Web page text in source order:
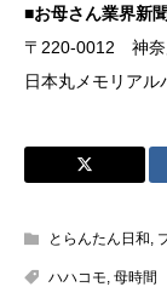
■お母さん業界新
〒220-0012 神奈
日本丸メモリア
とらんたん日和
ハハコモ 母時間